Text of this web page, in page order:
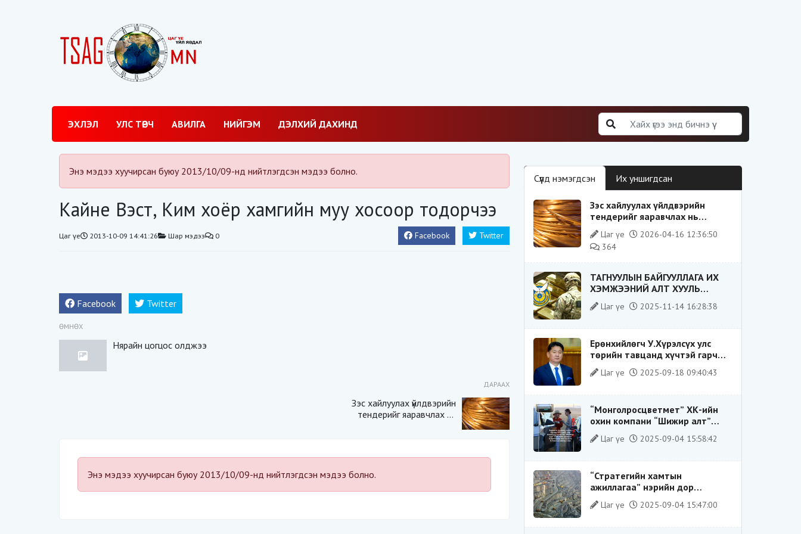
ЭХЛЭЛ УЛС ТӨРЧ АВИЛГА НИЙГЭМ ДЭЛХИЙ ДАХИНД
Энэ мэдээ хуучирсан буюу 2013/10/09-нд нийтлэгдсэн мэдээ болно.
Кайне Вэст, Ким хоёр хамгийн муу хосоор тодорчээ
Цаг үе 2013-10-09 14:41:26 Шар мэдээ 0 Facebook Twitter
Facebook Twitter
ӨМНӨХ
Нярайн цогцос олджээ
ДАРААХ
Зэс хайлуулах үйлдвэрийн
тендерийг яаравчлах нь
Энэ мэдээ хуучирсан буюу 2013/10/09-нд нийтлэгдсэн мэдээ болно.
Сүүлд нэмэгдсэн Их уншигдсан
Зэс хайлуулах үйлдвэрийн
тендерийг яаравчлах нь
“Үндэсний аюулгүй байдал“-д
эрсдэлтэй юу?
Цаг үе
2026-04-16 12:36:50
364
ТАГНУУЛЫН БАЙГУУЛЛАГА ИХ
ХЭМЖЭЭНИЙ АЛТ ХУУЛЬ
БУСААР ХИЛЭЭР ГАРГАХ ГЭЖ
БАЙСАН ҮЙЛДЛИЙГ ТАСЛАН
Цаг үе 2025-11-14 16:28:38
Ерөнхийлөгч У.Хүрэлсүх улс
төрийн тавцанд хүчтэй гарч
ирэхдээ өөрийгөө шударга
ёсны төлөө тэмцэгч, “хуучин
таниулсан.
Цаг үе 2025-09-18 09:40:43
“Монголросцветмет” ХК-ийн
охин компани “Шижир алт”
ХХК-ийн Гүйцэтгэх захирлаар
ажиллаж байсан О.Баттөмөрт
Цаг үе 2025-09-04 15:58:42
“Стратегийн хамтын
ажиллагаа” нэрийн дор
“Чимээгүй хөрөнгө хуримтлал”
Цаг үе 2025-09-04 15:47:00